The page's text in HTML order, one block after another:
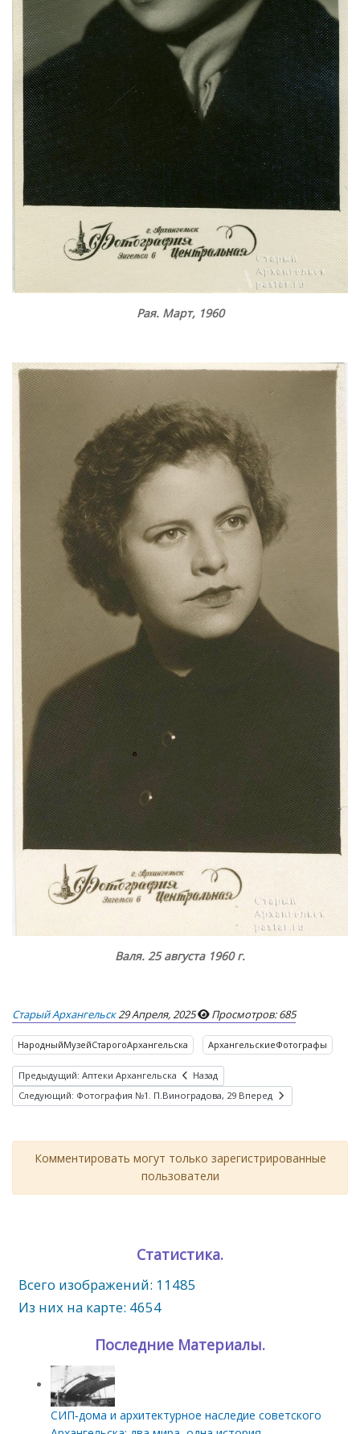
Рая. Март, 1960
Валя. 25 августа 1960 г.
Старый Архангельск29 Апреля, 2025 Просмотров: 685
НародныйМузейСтарогоАрхангельска АрхангельскиеФотографы
Предыдущий: Аптеки Архангельска
Назад
Следующий: Фотография №1. П.Виноградова, 29 Вперед
Комментировать могут только зарегистрированные
пользователи
Статистика.
Всего изображений: 11485
Из них на карте: 4654
Последние Материалы.
СИП‑дома и архитектурное наследие советского